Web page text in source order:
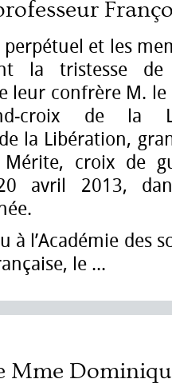
perpétuel et les
la tristesse
leur confrère M. le
croix de la
la Libération,
croix de
avril 2013,
à l’Académie des
le ...
Mme